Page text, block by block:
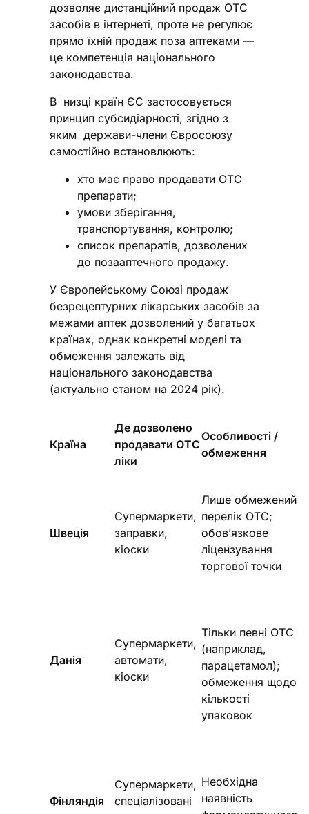
дозволяє дистанційний продаж ОТС
засобів в інтернеті, проте не регулює
прямо їхній продаж поза аптеками —
це компетенція національного
законодавства.
В низці країн ЄС застосовується
принцип субсидіарності, згідно з
яким держави-члени Євросоюзу
самостійно встановлюють:
хто має право продавати ОТС
препарати;
умови зберігання,
транспортування, контролю;
список препаратів, дозволених
до позааптечного продажу.
У Європейському Союзі продаж
безрецептурних лікарських засобів за
межами аптек дозволений у багатьох
країнах, однак конкретні моделі та
обмеження залежать від
національного законодавства
(актуально станом на 2024 рік).
Країна
Де дозволено
продавати ОТС
ліки
Особливості /
обмеження
Швеція
Супермаркети,
заправки,
кіоски
Лише обмежений
перелік ОТС;
обов’язкове
ліцензування
торгової точки
Данія
Супермаркети,
автомати,
кіоски
Тільки певні ОТС
(наприклад,
парацетамол);
обмеження щодо
кількості
упаковок
Фінляндія
Супермаркети,
спеціалізовані
Необхідна
наявність